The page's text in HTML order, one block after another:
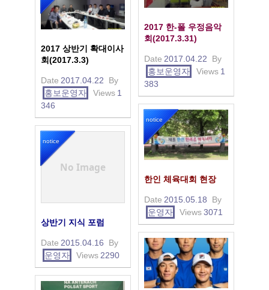
2017 한-폴 우정음악
회(2017.3.31)
Date 2017.04.22
By
홍보운영자
Views 1
383
2017 상반기 확대이사
회(2017.3.3)
Date 2017.04.22
By
홍보운영자
Views 1
346
notice
한인 체육대회 현장
Date 2015.05.18
By
운영자
Views3071
No Image
notice
상반기 지식 포럼
Date 2015.04.16
By
운영자
Views2290